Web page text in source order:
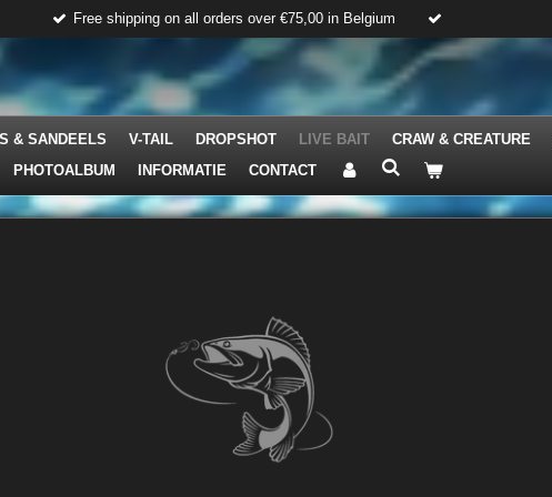
Free shipping on all orders over €75,00 in Belgium
& SANDEELS V-TAIL DROPSHOT LIVE BAIT CRAW & CREATURE
PHOTOALBUM INFORMATIE CONTACT